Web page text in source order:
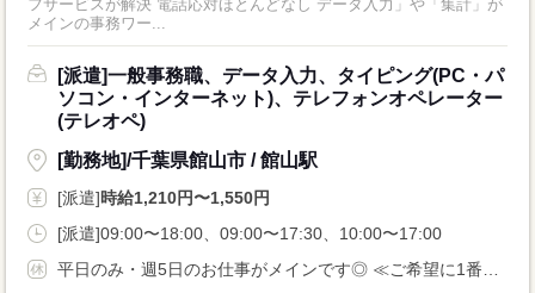
フサービスが解決 電話応対ほとんどなし データ入力」や「集計」が
メインの事務ワー...
[派遣]一般事務職、データ入力、タイピング(PC・パ
ソコン・インターネット)、テレフォンオペレーター
(テレオペ)
[勤務地]/千葉県館山市 / 館山駅
[派遣]時給1,210円〜1,550円
[派遣]09:00〜18:00、09:00〜17:30、10:00〜17:00
平日のみ・週5日のお仕事がメインです◎ ≪ご希望に1番近いお仕事をご紹介いたします♪≫